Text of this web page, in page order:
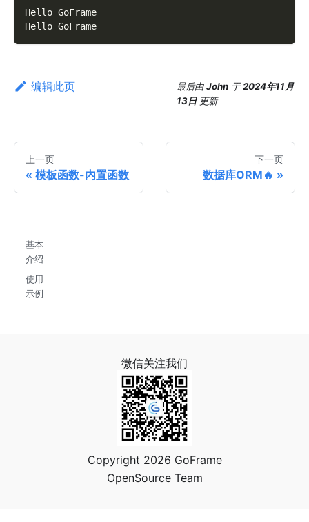
Hello GoFrame
Hello GoFrame
编辑此页 最后由John 于2024年11月
13日 更新
上一页
模板函数-内置函数
下一页
数据库ORM🔥
基本
介绍
使用
示例
微信关注我们
Copyright 2026 GoFrame
OpenSource Team